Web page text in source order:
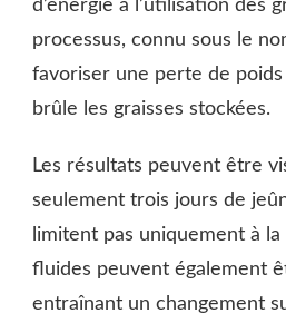
d’énergie à l’utilisation des
processus, connu sous le
favoriser une perte de
brûle les graisses stockées.
Les résultats peuvent être
seulement trois jours de
limitent pas uniquement à la
fluides peuvent également
entraînant un changement